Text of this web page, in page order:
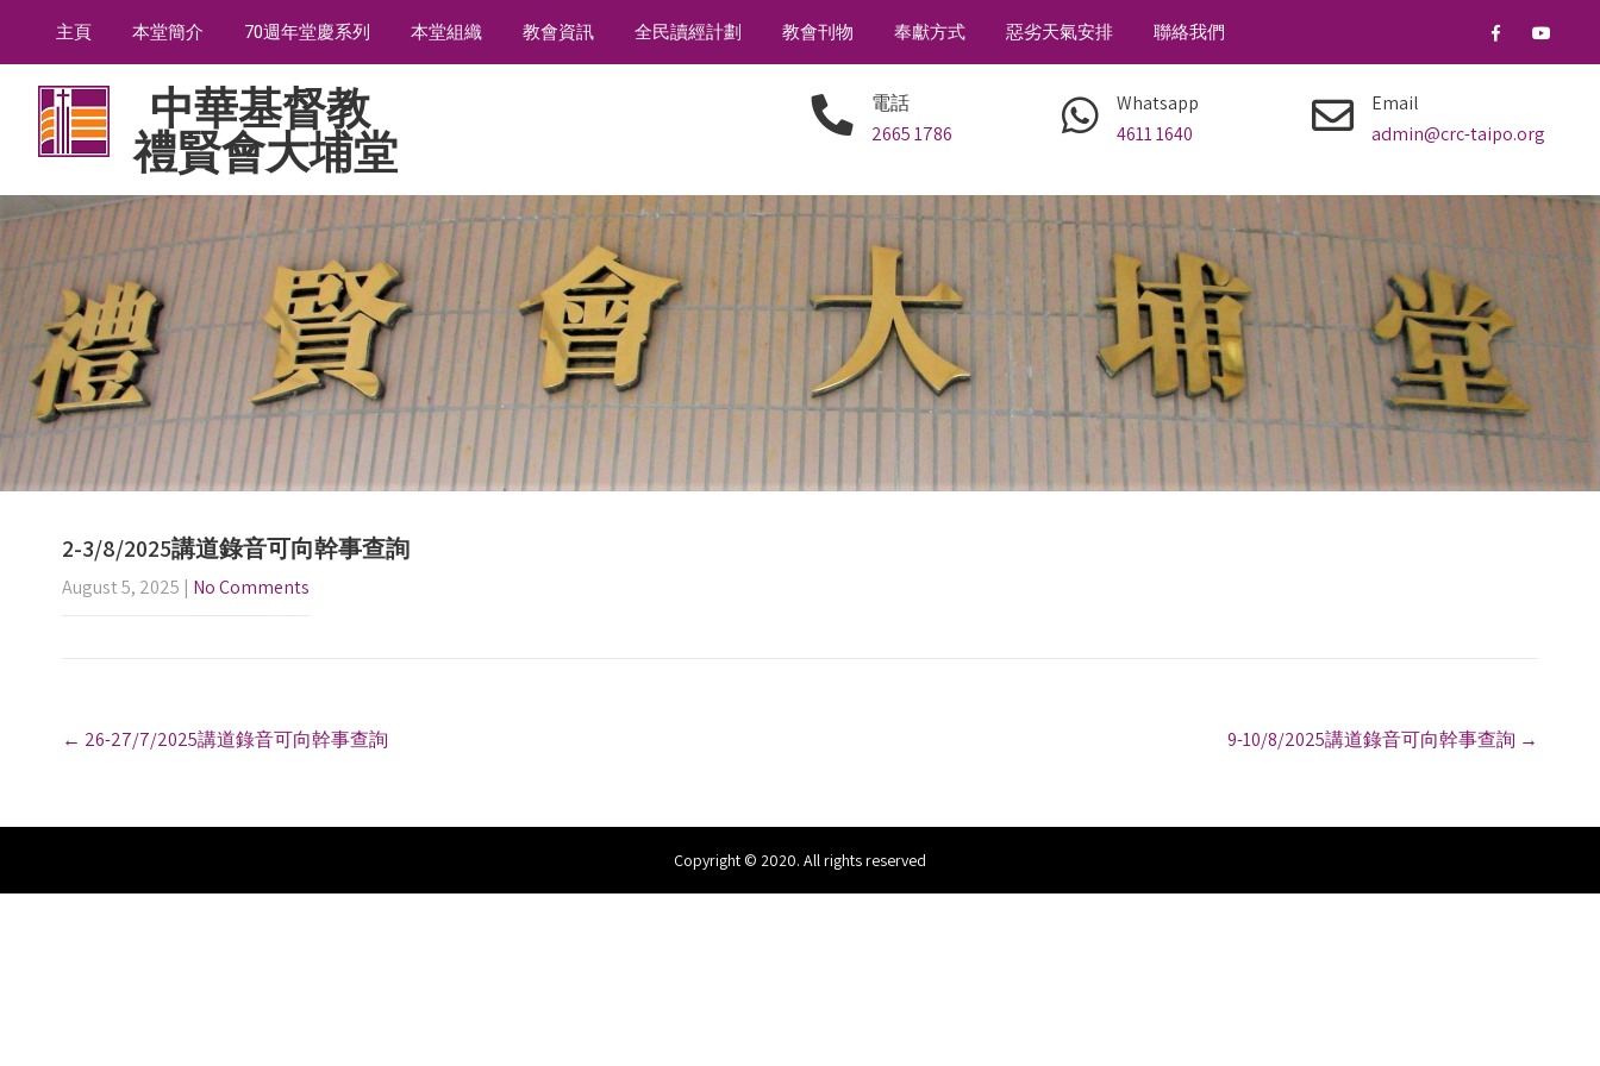
主頁 本堂簡介 70週年堂慶系列 本堂組織 教會資訊 全民讀經計劃 教會刊物 奉獻方式 惡劣天氣安排 聯絡我們
中華基督教
禮賢會大埔堂
電話
2665 1786
Whatsapp
4611 1640
Email
admin@crc-taipo.org
2-3/8/2025講道錄音可向幹事查詢
August 5, 2025 | No Comments
o
n
← 26-27/7/2025講道錄音可向幹事查詢 9-10/8/2025講道錄音可向幹事查詢 →
Copyright © 2020. All rights reserved